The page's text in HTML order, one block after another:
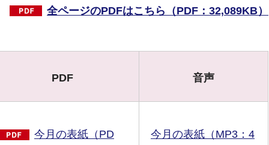
全ページのPDFはこちら（PDF：32,089KB）
PDF 音声
今月の表紙（PD
今月の表紙（MP3：4